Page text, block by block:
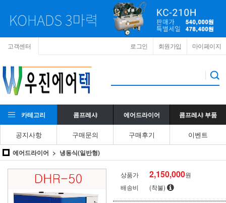
고객센터 마이페이지
회원가입
로그인
카테고리 콤프레샤 에어드라이어 콤프레샤 부품
공지사항 구매문의 구매후기 이벤트
에어드라이어 냉동식(일반형)
상품가 2,150,000원
배송비
(착불)